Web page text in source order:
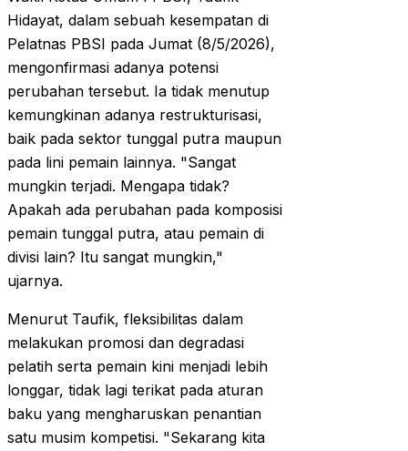
Hidayat, dalam sebuah kesempatan di
Pelatnas PBSI pada Jumat (8/5/2026),
mengonfirmasi adanya potensi
perubahan tersebut. Ia tidak menutup
kemungkinan adanya restrukturisasi,
baik pada sektor tunggal putra maupun
pada lini pemain lainnya. "Sangat
mungkin terjadi. Mengapa tidak?
Apakah ada perubahan pada komposisi
pemain tunggal putra, atau pemain di
divisi lain? Itu sangat mungkin,"
ujarnya.
Menurut Taufik, fleksibilitas dalam
melakukan promosi dan degradasi
pelatih serta pemain kini menjadi lebih
longgar, tidak lagi terikat pada aturan
baku yang mengharuskan penantian
satu musim kompetisi. "Sekarang kita